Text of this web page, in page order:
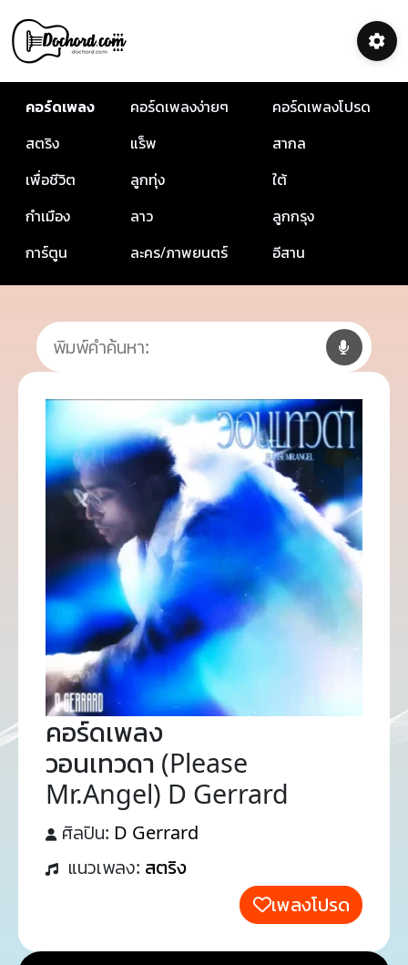
คอร์ดเพลง คอร์ดเพลงง่ายๆ
คอร์ดเพลงโปรด
สตริง
แร็พ
สากล
เพื่อชีวิต
ลูกทุ่ง
ใต้
กำเมือง
ลาว
ลูกกรุง
การ์ตูน
ละคร/ภาพยนตร์ อีสาน
คอร์ดเพลง
วอนเทวดา (Please
Mr.Angel) D Gerrard
ศิลปิน: D Gerrard
แนวเพลง: สตริง
เพลงโปรด